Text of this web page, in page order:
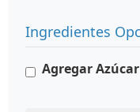
Ingredientes
Agregar Azúcar